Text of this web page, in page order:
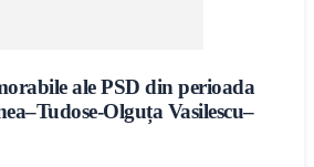
ale PSD din perioada
Olguța Vasilescu–